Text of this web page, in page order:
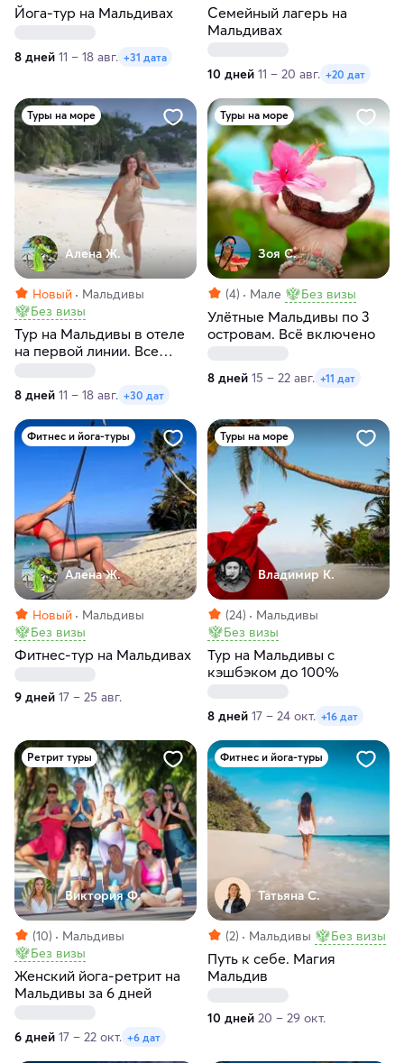
Йога-тур на Мальдивах
8 дней 11 – 18 авг. +31 дата
Семейный лагерь на
Мальдивах
10 дней 11 – 20 авг. +20 дат
Туры на море
Алена Ж.
Новый
Мальдивы
Без визы
Тур на Мальдивы в отеле
на первой линии. Все
8 дней 11 – 18 авг. +30 дат
Туры на море
Зоя С.
(4) Мале Без визы
Улётные Мальдивы по 3
островам. Всё включено
8 дней 15 – 22 авг. +11 дат
Фитнес и йога-туры
Алена Ж.
Новый
Мальдивы
Без визы
Фитнес-тур на Мальдивах
9 дней 17 – 25 авг.
Туры на море
Владимир К.
(24)
Мальдивы
Без визы
Тур на Мальдивы с
кэшбэком до 100%
8 дней 17 – 24 окт. +16 дат
Ретрит туры
Виктория Ф.
(10)
Мальдивы
Без визы
Женский йога-ретрит на
Мальдивы за 6 дней
6 дней 17 – 22 окт. +6 дат
Фитнес и йога-туры
Татьяна С.
(2) Мальдивы Без визы
Путь к себе. Магия
Мальдив
10 дней 20 – 29 окт.